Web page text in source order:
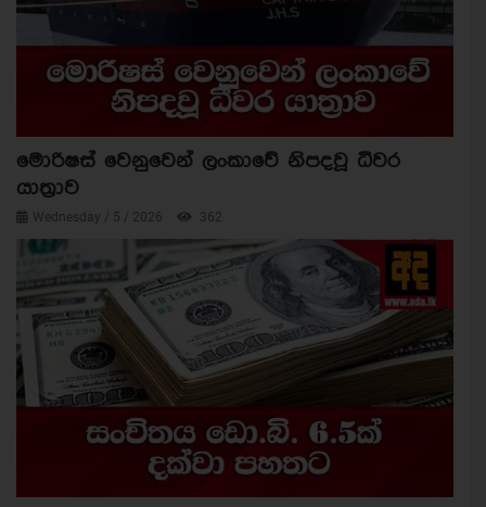
මොරිෂස් වෙනුවෙන් ලංකාවේ නිපදවූ ධීවර
යාත්‍රාව
Wednesday / 5 / 2026 362